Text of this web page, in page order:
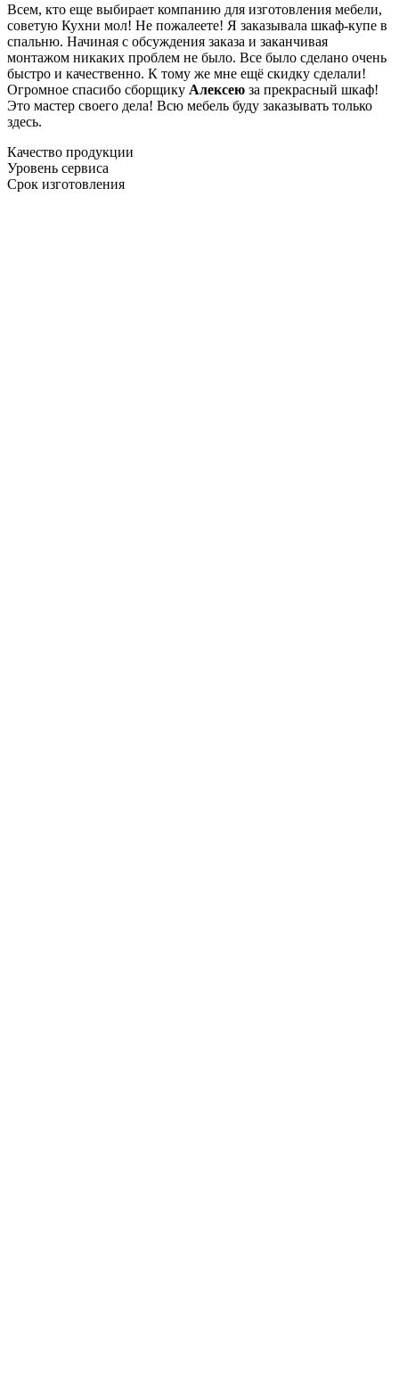
Всем, кто еще выбирает компанию для изготовления мебели,
советую Кухни мол! Не пожалеете! Я заказывала шкаф-купе в
спальню. Начиная с обсуждения заказа и заканчивая
монтажом никаких проблем не было. Все было сделано очень
быстро и качественно. К тому же мне ещё скидку сделали!
Огромное спасибо сборщику Алексею за прекрасный шкаф!
Это мастер своего дела! Всю мебель буду заказывать только
здесь.
Качество продукции
Уровень сервиса
Срок изготовления